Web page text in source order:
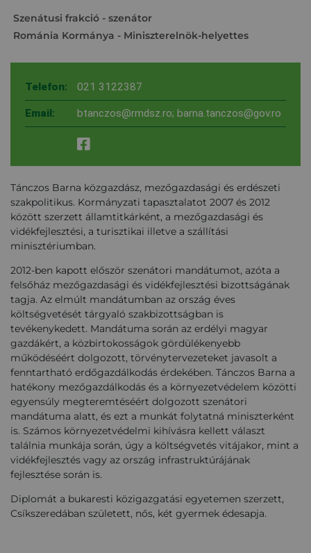
Szenátusi frakció - szenátor
Románia Kormánya - Miniszterelnök-helyettes
Telefon: 021 3122387
Email: btanczos@rmdsz.ro; barna.tanczos@gov.ro
Tánczos Barna közgazdász, mezőgazdasági és erdészeti
szakpolitikus. Kormányzati tapasztalatot 2007 és 2012
között szerzett államtitkárként, a mezőgazdasági és
vidékfejlesztési, a turisztikai illetve a szállítási
minisztériumban.
2012-ben kapott először szenátori mandátumot, azóta a
felsőház mezőgazdasági és vidékfejlesztési bizottságának
tagja. Az elmúlt mandátumban az ország éves
költségvetését tárgyaló szakbizottságban is
tevékenykedett. Mandátuma során az erdélyi magyar
gazdákért, a közbirtokosságok gördülékenyebb
működéséért dolgozott, törvénytervezeteket javasolt a
fenntartható erdőgazdálkodás érdekében. Tánczos Barna a
hatékony mezőgazdálkodás és a környezetvédelem közötti
egyensúly megteremtéséért dolgozott szenátori
mandátuma alatt, és ezt a munkát folytatná miniszterként
is. Számos környezetvédelmi kihívásra kellett választ
találnia munkája során, úgy a költségvetés vitájakor, mint a
vidékfejlesztés vagy az ország infrastruktúrájának
fejlesztése során is.
Diplomát a bukaresti közigazgatási egyetemen szerzett,
Csíkszeredában született, nős, két gyermek édesapja.